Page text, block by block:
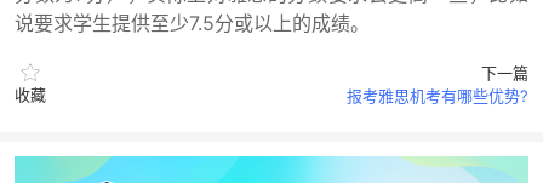
说要求学生提供至少7.5分或以上的成绩。
收藏
下一篇
报考雅思机考有哪些优势?